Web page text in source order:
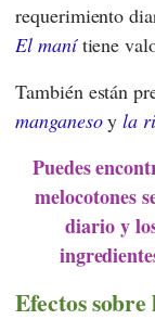
requerimiento
El manítiene
También están
manganesoyla
Puedes
melocotones
diario y
Efectos